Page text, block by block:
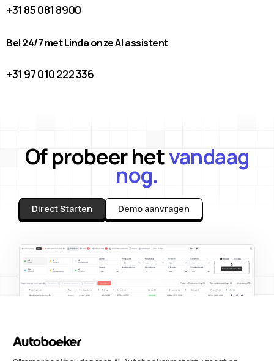
+31 85 081 8900
Bel 24/7 met Linda onze AI assistent
+31 97 010 222 336
Of probeer hetvandaag
nog.
Direct Starten Demo aanvragen